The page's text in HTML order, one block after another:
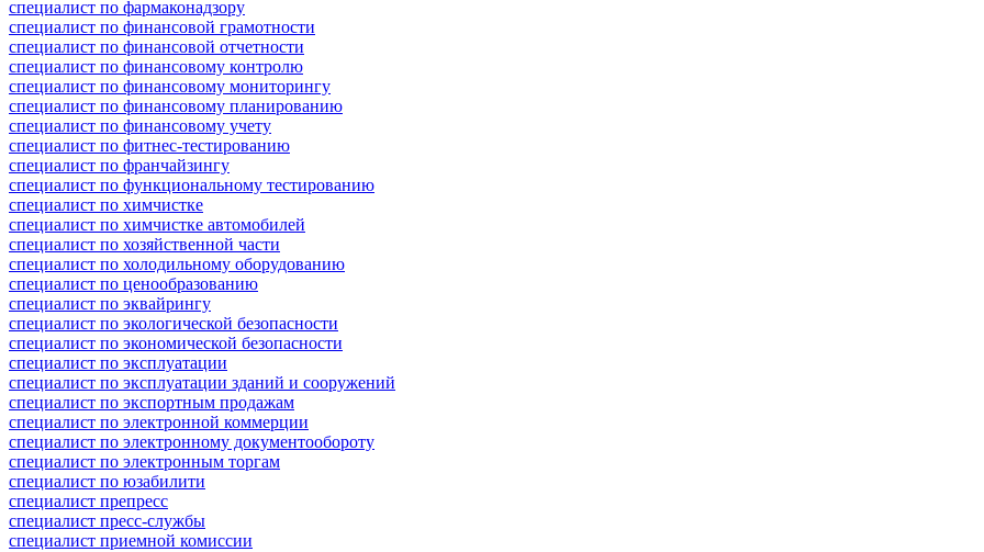
специалист по фармаконадзору
специалист по финансовой грамотности
специалист по финансовой отчетности
специалист по финансовому контролю
специалист по финансовому мониторингу
специалист по финансовому планированию
специалист по финансовому учету
специалист по фитнес-тестированию
специалист по франчайзингу
специалист по функциональному тестированию
специалист по химчистке
специалист по химчистке автомобилей
специалист по хозяйственной части
специалист по холодильному оборудованию
специалист по ценообразованию
специалист по эквайрингу
специалист по экологической безопасности
специалист по экономической безопасности
специалист по эксплуатации
специалист по эксплуатации зданий и сооружений
специалист по экспортным продажам
специалист по электронной коммерции
специалист по электронному документообороту
специалист по электронным торгам
специалист по юзабилити
специалист препресс
специалист пресс-службы
специалист приемной комиссии